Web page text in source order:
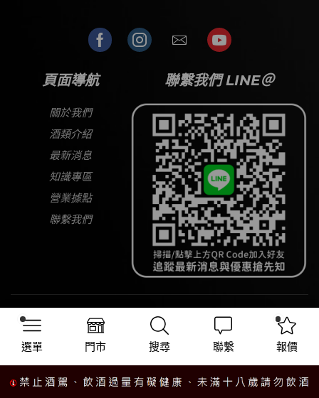
頁面導航
關於我們
酒類介紹
最新消息
知識專區
營業據點
聯繫我們
聯繫我們 LINE＠
Copyright © 2026 大宅酒窖
選單 門市 搜尋 聯繫 報價